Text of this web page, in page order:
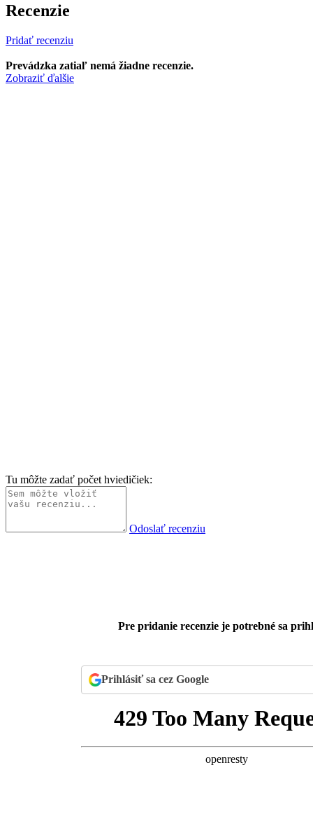
Recenzie
Pridať recenziu
Prevádzka zatiaľ nemá žiadne recenzie.
Zobraziť ďalšie
Tu môžte zadať počet hviedičiek:
Odoslať recenziu
Pre pridanie recenzie je potrebné sa
Prihlásiť sa cez Google